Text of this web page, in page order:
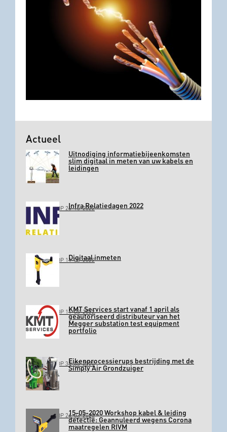
Actueel
Uitnodiging informatiebijeenkomsten
slim digitaal in meten van uw kabels en
leidingen
GEPLAATST OP 26-10-2022Infra Relatiedagen 2022
GEPLAATST OP 11-03-2022Digitaal inmeten
GEPLAATST OP 11-03-2022KMT Services start vanaf 1 april als
geautoriseerd distributeur van het
Megger substation test equipment
portfolio
GEPLAATST OP 31-03-2020Eikenprocessierups bestrijding met de
Simply Air Grondzuiger
GEPLAATST OP 26-03-202015-05-2020 Workshop kabel & leiding
detectie: Geannuleerd wegens Corona
maatregelen RIVM